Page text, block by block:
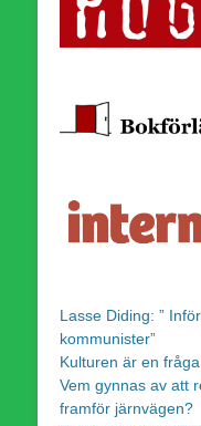
Lasse Diding: ”
kommunister”
Kulturen är en
Vem gynnas av att
framför järnvägen?